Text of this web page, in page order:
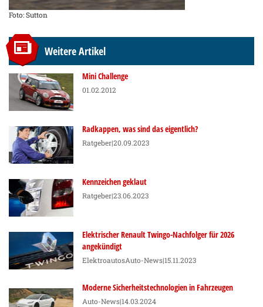
Foto: Sutton
Weitere Artikel
Mini Challenge
01.02.2012
Radkappen, was sind das eigentlich?
Ratgeber|20.09.2023
Kennzeichen geklaut
Ratgeber|23.06.2023
Elektrischer Renault Twingo-Nachfolger für 2026
angekündigt
ElektroautosAuto-News|15.11.2023
Moderne Sicherheitstechnologien in Fahrzeugen
Auto-News|14.03.2024